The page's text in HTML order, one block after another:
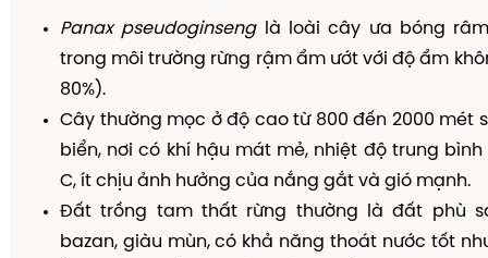
Panax pseudoginsenglà loài cây ưa bóng
trong môi trường rừng rậm ẩm ướt với độ ẩm
80%).
Cây thường mọc ở độ cao từ 800 đến 2000 mét
biển, nơi có khí hậu mát mẻ, nhiệt độ trung bình
C, ít chịu ảnh hưởng của nắng gắt và gió mạnh.
Đất trồng tam thất rừng thường là đất phù
bazan, giàu mùn, có khả năng thoát nước tốt